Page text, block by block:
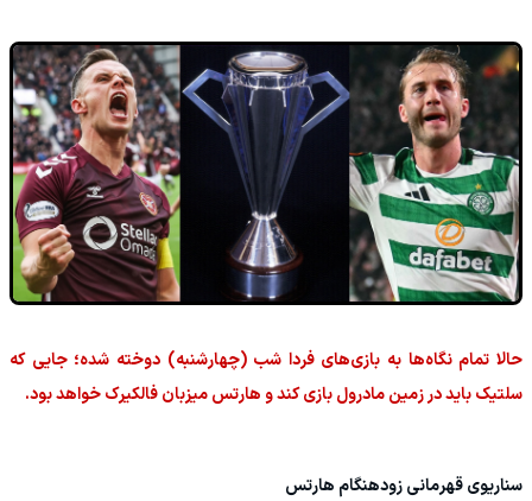
حالا تمام نگاه‌ها به بازی‌های فردا شب (چهارشنبه) دوخته شده؛ جایی که
سلتیک باید در زمین مادرول بازی کند و هارتس میزبان فالکیرک خواهد بود.
سناریوی قهرمانی زودهنگام هارتس